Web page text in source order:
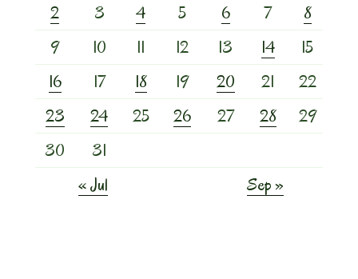
2
3 4 5 6 7
8
9
10 11 12 13 14
15
16
17 18 19 20 21
22
23
24 25 26 27 28
29
30
31
« Jul
Sep »